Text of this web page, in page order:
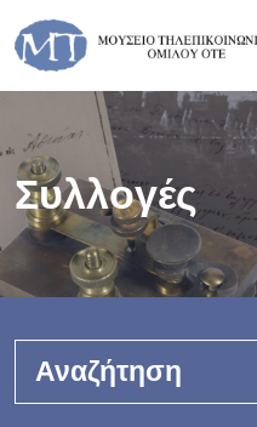
Συλλογές
Αναζήτηση